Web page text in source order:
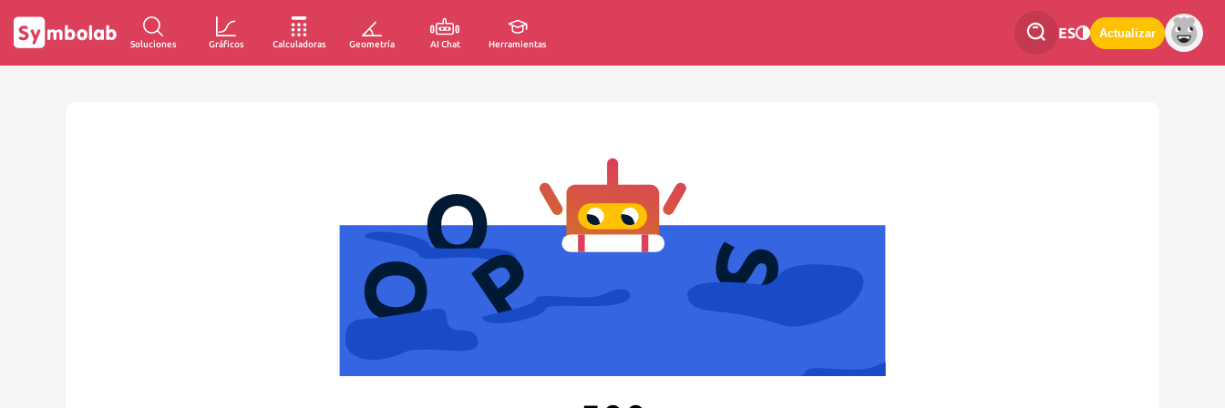
Soluciones Gráficos Calculadoras Geometría AI Chat Herramientas
ES Actualizar